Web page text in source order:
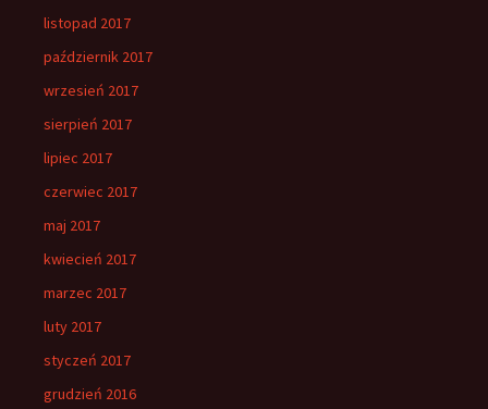
listopad 2017
październik 2017
wrzesień 2017
sierpień 2017
lipiec 2017
czerwiec 2017
maj 2017
kwiecień 2017
marzec 2017
luty 2017
styczeń 2017
grudzień 2016